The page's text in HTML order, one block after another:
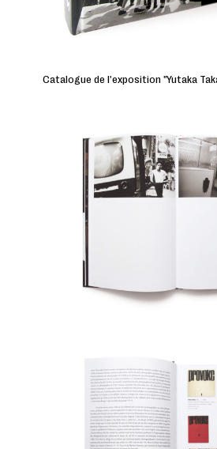
Catalogue de l'exposition "Yutaka